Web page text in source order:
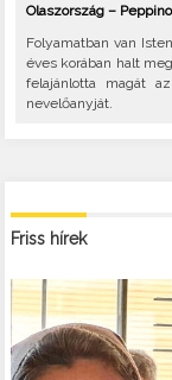
Olaszország –
Folyamatban van
éves korában halt
felajánlotta magát
nevelőanyját.
Friss hírek